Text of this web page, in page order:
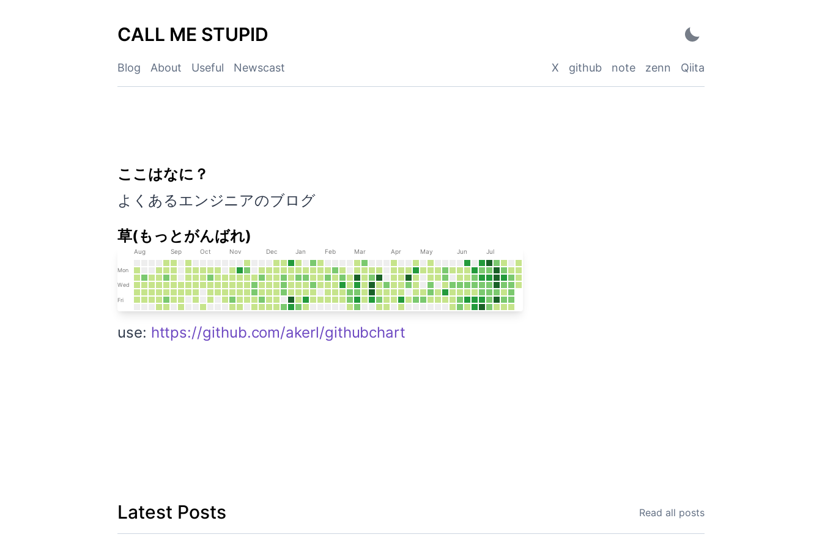
CALL ME STUPID
Blog About Useful Newscast X github note zenn Qiita
CALL ME STUPID
ここはなに？
よくあるエンジニアのブログ
草(もっとがんばれ)
use: https://github.com/akerl/githubchart
Latest Posts Read all posts